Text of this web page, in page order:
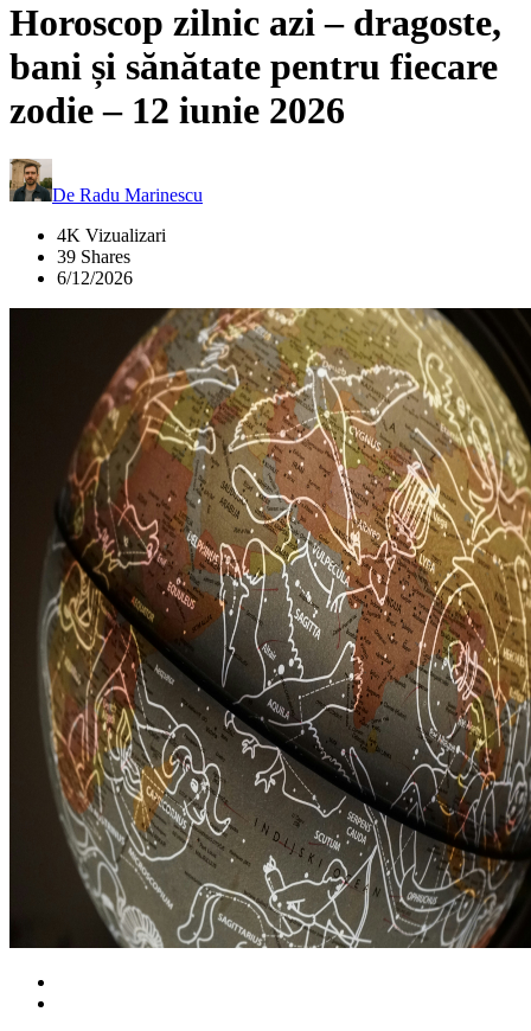
Horoscop zilnic azi – dragoste,
bani și sănătate pentru fiecare
zodie – 12 iunie 2026
De Radu Marinescu
4K Vizualizari
39 Shares
6/12/2026